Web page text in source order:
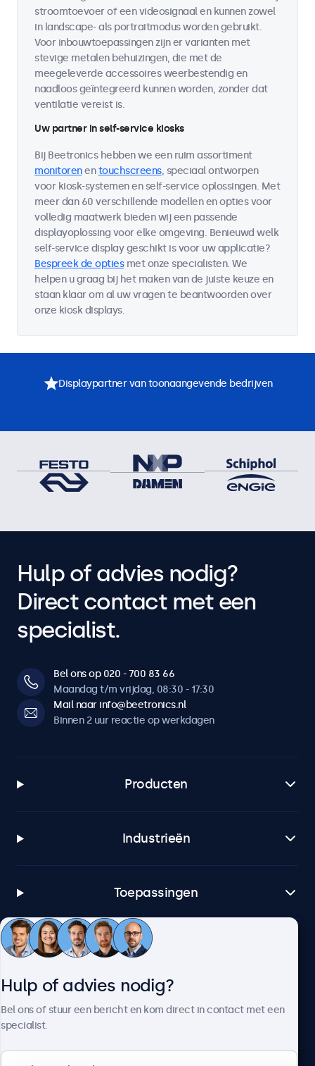
stroomtoevoer of een videosignaal en kunnen zowel
in landscape- als portraitmodus worden gebruikt.
Voor inbouwtoepassingen zijn er varianten met
stevige metalen behuizingen, die met de
meegeleverde accessoires weerbestendig en
naadloos geïntegreerd kunnen worden, zonder dat
ventilatie vereist is.
Uw partner in self-service kiosks
Bij Beetronics hebben we een ruim assortiment
monitorenentouchscreens, speciaal ontworpen
voor kiosk-systemen en self-service oplossingen. Met
meer dan 60 verschillende modellen en opties voor
volledig maatwerk bieden wij een passende
displayoplossing voor elke omgeving. Benieuwd welk
self-service display geschikt is voor uw applicatie?
Bespreek de optiesmet onze specialisten. We
helpen u graag bij het maken van de juiste keuze en
staan klaar om al uw vragen te beantwoorden over
onze kiosk displays.
Displaypartner van toonaangevende bedrijven
Hulp of advies nodig?
Direct contact met een
specialist.
Bel ons op 020 - 700 83 66
Maandag t/m vrijdag, 08:30 - 17:30
Mail naar info@beetronics.nl
Binnen 2 uur reactie op werkdagen
Producten
Industrieën
Toepassingen
Klantenservice
Hulp of advies nodig?
Bel ons of stuur een bericht en kom direct in contact met een
specialist.